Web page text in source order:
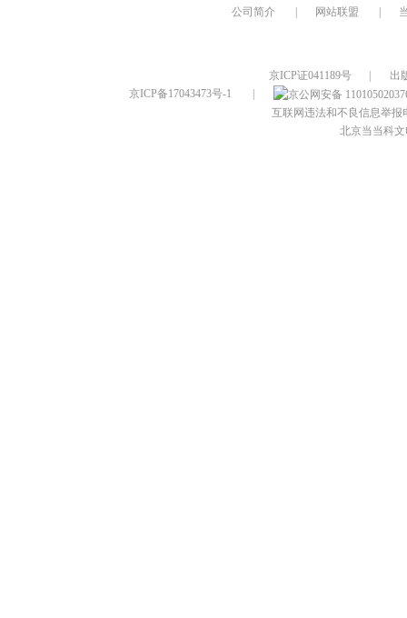
公司简介 网站联盟
京ICP证041189号
出
京ICP备17043473号-1
互联网违法和不良信息举报
北京当当科